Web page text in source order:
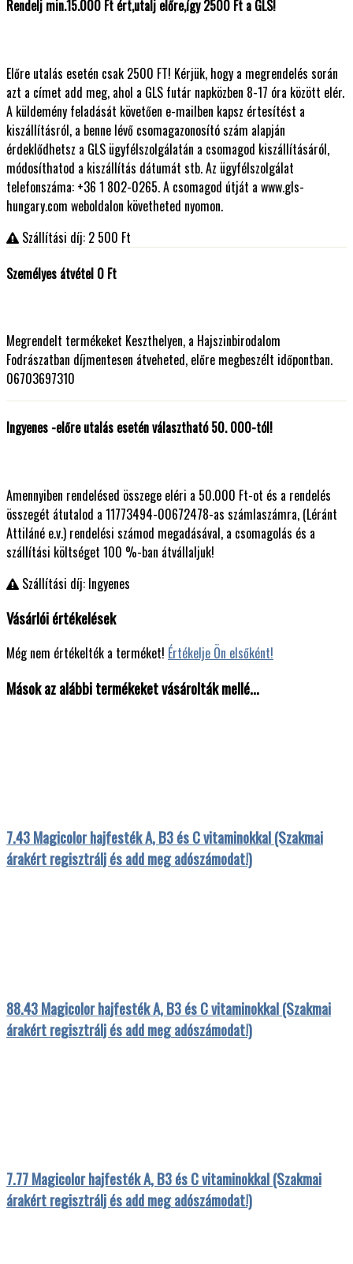
Rendelj min.15.000 Ft ért,utalj előre,így 2500 Ft a GLS!
Előre utalás esetén csak 2500 FT! Kérjük, hogy a megrendelés során
azt a címet add meg, ahol a GLS futár napközben 8-17 óra között elér.
A küldemény feladását követően e-mailben kapsz értesítést a
kiszállításról, a benne lévő csomagazonosító szám alapján
érdeklődhetsz a GLS ügyfélszolgálatán a csomagod kiszállításáról,
módosíthatod a kiszállítás dátumát stb. Az ügyfélszolgálat
telefonszáma: +36 1 802-0265. A csomagod útját a www.gls-
hungary.com weboldalon követheted nyomon.
Szállítási díj: 2 500 Ft
Személyes átvétel 0 Ft
Megrendelt termékeket Keszthelyen, a Hajszinbirodalom
Fodrászatban díjmentesen átveheted, előre megbeszélt időpontban.
06703697310
Ingyenes -előre utalás esetén választható 50. 000-tól!
Amennyiben rendelésed összege eléri a 50.000 Ft-ot és a rendelés
összegét átutalod a 11773494-00672478-as számlaszámra, (Léránt
Attiláné e.v.) rendelési számod megadásával, a csomagolás és a
szállítási költséget 100 %-ban átvállaljuk!
Szállítási díj: Ingyenes
Vásárlói értékelések
Még nem értékelték a terméket! Értékelje Ön elsőként!
Mások az alábbi termékeket vásárolták mellé...
7.43 Magicolor hajfesték A, B3 és C vitaminokkal (Szakmai
árakért regisztrálj és add meg adószámodat!)
88.43 Magicolor hajfesték A, B3 és C vitaminokkal (Szakmai
árakért regisztrálj és add meg adószámodat!)
7.77 Magicolor hajfesték A, B3 és C vitaminokkal (Szakmai
árakért regisztrálj és add meg adószámodat!)